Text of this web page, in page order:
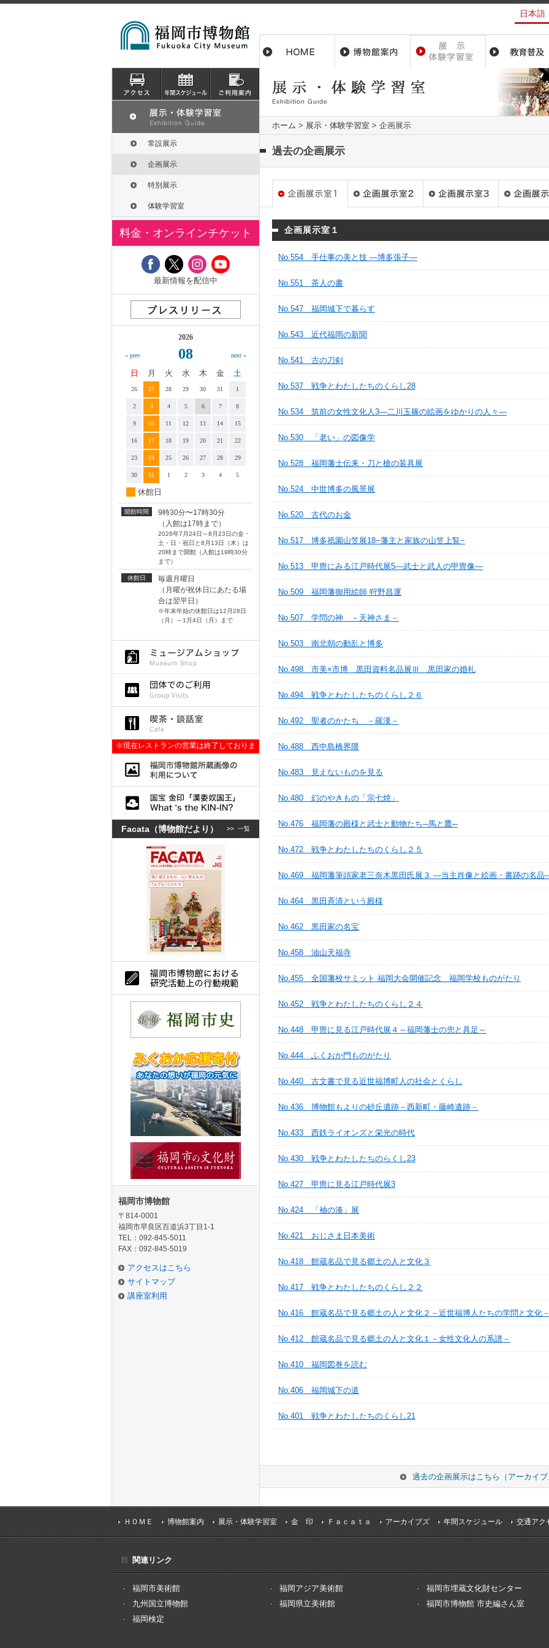
日本語
ホーム > 展示・体験学習室 > 企画展示
過去の企画展示
企画展示室１
No.554 手仕事の美と技 ―博多張子―
No.551 茶人の書
No.547 福岡城下で暮らす
No.543 近代福岡の新聞
No.541 古の刀剣
No.537 戦争とわたしたちのくらし28
No.534 筑前の女性文化人3―二川玉篠の絵画をゆかりの人々―
No.530 「老い」の図像学
No.528 福岡藩士伝来・刀と槍の装具展
No.524 中世博多の風景展
No.520 古代のお金
No.517 博多祇園山笠展18−藩主と家族の山笠上覧−
No.513 甲冑にみる江戸時代展5―武士と武人の甲冑像―
No.509 福岡藩御用絵師 狩野昌運
No.507 学問の神 －天神さま－
No.503 南北朝の動乱と博多
No.498 市美×市博 黒田資料名品展Ⅲ 黒田家の婚礼
No.494 戦争とわたしたちのくらし２６
No.492 聖者のかたち －羅漢－
No.488 西中島橋界隈
No.483 見えないものを見る
No.480 幻のやきもの「宗七焼」
No.476 福岡藩の殿様と武士と動物たち─馬と鷹─
No.472 戦争とわたしたちのくらし２５
No.469 福岡藩筆頭家老三奈木黒田氏展３ ―当主肖像と絵画・書跡の名
No.464 黒田斉清という殿様
No.462 黒田家の名宝
No.458 油山天福寺
No.455 全国藩校サミット 福岡大会開催記念 福岡学校ものがたり
No.452 戦争とわたしたちのくらし２４
No.448 甲冑に見る江戸時代展４～福岡藩士の兜と具足～
No.444 ふくおか門ものがたり
No.440 古文書で見る近世福博町人の社会とくらし
No.436 博物館もよりの砂丘遺跡－西新町・藤崎遺跡－
No.433 西鉄ライオンズと栄光の時代
No.430 戦争とわたしたちのらくし23
No.427 甲冑に見る江戸時代展3
No.424 「袖の湊」展
No.421 おじさま日本美術
No.418 館蔵名品で見る郷土の人と文化３
No.417 戦争とわたしたちのくらし２２
No.416 館蔵名品で見る郷土の人と文化２－近世福博人たちの学問と文化
No.412 館蔵名品で見る郷土の人と文化１－女性文化人の系譜－
No.410 福岡図巻を読む
No.406 福岡城下の道
No.401 戦争とわたしたちのくらし21
過去の企画展示はこちら（アーカイ
常設展示
企画展示
特別展示
体験学習室
料金・オンラインチケット
最新情報を配信中
« prev
2026
08 next »
日 月 火 水 木 金 土
26 27 28 29 30 31 1
2 3 4 5 6 7 8
9 10 11 12 13 14 15
16 17 18 19 20 21 22
23 24 25 26 27 28 29
30 31 1 2 3 4 5
休館日
開館時間
9時30分〜17時30分
（入館は17時まで）
2026年7月24日～8月23日の金・
土・日・祝日と8月13日（木）は
20時まで開館（入館は19時30分
まで）
休館日
毎週月曜日
（月曜が祝休日にあたる場
合は翌平日）
※年末年始の休館日は12月28日
（月）～1月4日（月）まで
※現在レストランの営業は終了しておりま
Facata（博物館だより） >> 一覧
福岡市博物館
〒814-0001
福岡市早良区百道浜3丁目1-1
TEL：092-845-5011
FAX：092-845-5019
アクセスはこちら
サイトマップ
講座室利用
ＨＯＭＥ 博物館案内 展示・体験学習室 金 印 Ｆａｃａｔａ アーカイブズ 年間スケジュール 交通アク
関連リンク
福岡市美術館 福岡アジア美術館
福岡市埋蔵文化財センター
九州国立博物館
福岡県立美術館
福岡市博物館 市史編さん室
福岡検定